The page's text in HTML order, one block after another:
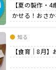
【夏の製作・
かせる！おさ
知る
【食育｜8月